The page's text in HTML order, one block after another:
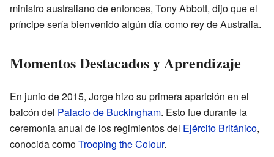
ministro australiano de entonces, Tony Abbott, dijo que el
príncipe sería bienvenido algún día como rey de Australia.
Momentos Destacados y Aprendizaje
En junio de 2015, Jorge hizo su primera aparición en el
balcón del Palacio de Buckingham. Esto fue durante la
ceremonia anual de los regimientos del Ejército Británico,
conocida comoTrooping the Colour.